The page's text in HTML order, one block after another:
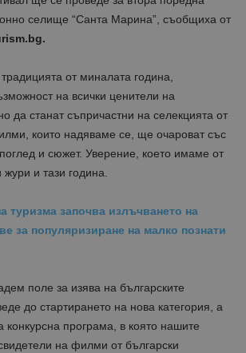
селище “Санта Марина”, съобщиха от
от миналата година,
на всички ценители на
да станат съпричастни на селекцията от
които надяваме се, ще очароват със
и сюжет. Уверение, което имаме от
и тази година.
туризма започва излъчването на
за популяризиране на малко познати
поле за изява на българските
до стартирането на нова категория, а
конкурсна програма, в която нашите
на филми от български